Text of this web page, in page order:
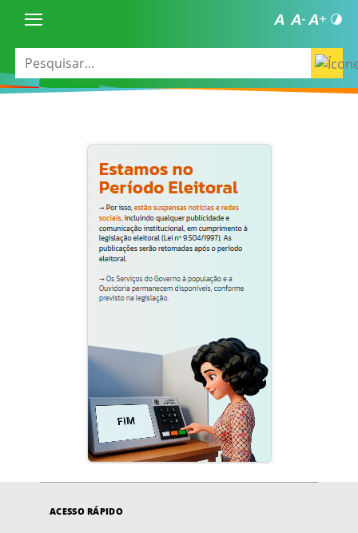
ACESSO RÁPIDO